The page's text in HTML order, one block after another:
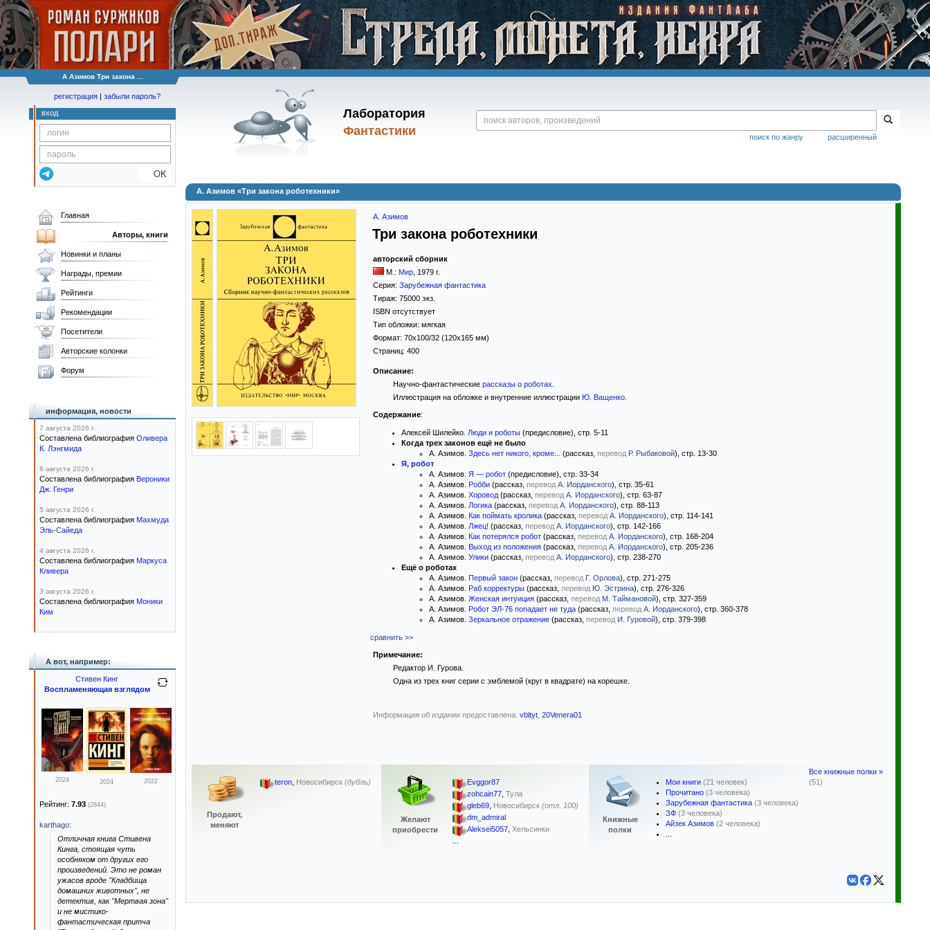
А Азимов Три закона ...
Лаборатория
Фантастики
расширенный
поиск по жанру
регистрация | забыли пароль?
вход
OK
А. Азимов «Три закона роботехники»
А. Азимов
Три закона роботехники
авторский сборник
М.: Мир 1979 г.
Серия: Зарубежная фантастика
Тираж: 75000 экз.
ISBN отсутствует
Тип обложки: мягкая
Формат: 70x100/32 (120x165 мм)
Страниц: 400
Описание:
Научно-фантастические рассказы о роботах
Иллюстрация на обложке и внутренние иллюстрации Ю. Ващенко.
Содержание:
Алексей Шилейко. Люди и роботы (предисловие), стр. 5-11
Когда трех законов ещё не было
А. Азимов. Здесь нет никого, кроме... (рассказ, перевод Р. Рыбаковой), стр. 13-30
Я, робот
А. Азимов. Я — робот (предисловие), стр. 33-34
А. Азимов. Робби (рассказ, перевод А. Иорданского), стр. 35-61
А. Азимов. Хоровод (рассказ, перевод А. Иорданского), стр. 63-87
А. Азимов. Логика (рассказ, перевод А. Иорданского), стр. 88-113
А. Азимов. Как поймать кролика (рассказ, перевод А. Иорданского), стр. 114-141
А. Азимов. Лжец! (рассказ, перевод А. Иорданского), стр. 142-166
А. Азимов. Как потерялся робот (рассказ, перевод А. Иорданского), стр. 168-204
А. Азимов. Выход из положения (рассказ, перевод А. Иорданского), стр. 205-236
А. Азимов. Улики (рассказ, перевод А. Иорданского), стр. 238-270
Ещё о роботах
А. Азимов. Первый закон (рассказ, перевод Г. Орлова), стр. 271-275
А. Азимов. Раб корректуры (рассказ, перевод Ю. Эстрина), стр. 276-326
А. Азимов. Женская интуиция (рассказ, перевод М. Таймановой), стр. 327-359
А. Азимов. Робот ЭЛ-76 попадает не туда (рассказ, перевод А. Иорданского), стр. 360-378
А. Азимов. Зеркальное отражение (рассказ, перевод И. Гуровой), стр. 379-398
сравнить >>
Примечание:
Редактор И. Гурова.
Одна из трех книг серии с эмблемой (круг в квадрате) на корешке.
Информация об издании предоставлена: vbltyt 20Venera01
Продают,
меняют
teron, Новосибирск (дубль)
Желают
приобрести
Evggor87
zohcain77, Тула
gleb69, Новосибирск (отл. 100)
dm_admiral
Aleksei5057, Хельсинки
Книжные
полки
Мои книги (21 человек)
Прочитано (3 человека)
Зарубежная фантастика (3 человека)
ЗФ (3 человека)
Айзек Азимов (2 человека)
Все книжные полки »
(51)
Главная
Авторы, книги
Новинки и планы
Награды, премии
Рейтинги
Рекомендации
Посетители
Авторские колонки
Форум
информация, новости
7 августа 2026 г.
Составлена библиография Оливера
К. Лэнгмида
6 августа 2026 г.
Составлена библиография Вероники
Дж. Генри
5 августа 2026 г.
Составлена библиография Махмуда
Эль-Сайеда
4 августа 2026 г.
Составлена библиография Маркуса
Кливера
3 августа 2026 г.
Составлена библиография Моники
Ким
А вот, например:
Стивен Кинг
Воспламеняющая взглядом
2024 2024 2022
Рейтинг: 7.93 (2844)
karthago:
Отличная книга Стивена
Кинга, стоящая чуть
особняком от других его
произведений. Это не роман
ужасов вроде "Кладбища
домашних животных", не
детектив, как "Мертвая зона"
и не мистико-
фантастическая притча